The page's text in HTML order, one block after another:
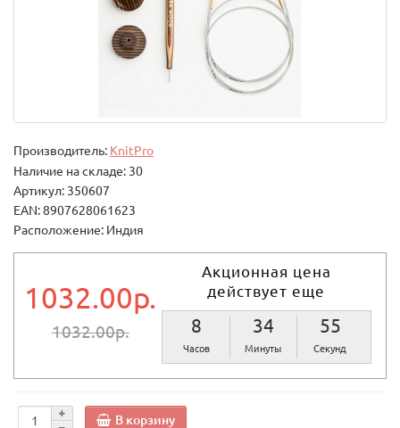
Производитель: KnitPro
Наличие на складе: 30
Артикул: 350607
EAN: 8907628061623
Расположение: Индия
1032.00р.
1032.00р.
Акционная цена
действует еще
8
Часов
34
Минуты
55
Секунд
В корзину